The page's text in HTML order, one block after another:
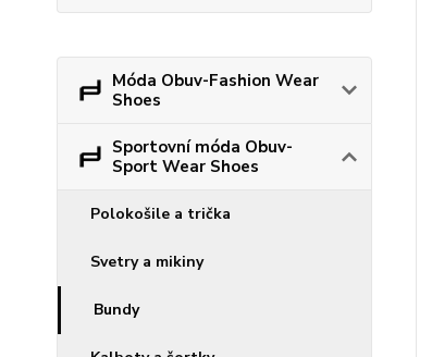
Móda Obuv-Fashion Wear
Shoes
Sportovní móda Obuv-
Sport Wear Shoes
Polokošile a trička
Svetry a mikiny
Bundy